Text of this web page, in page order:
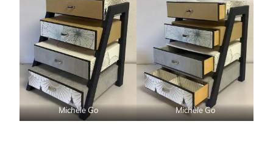
Michèle Go Michèle Go